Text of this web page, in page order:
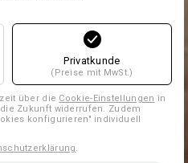
Privatkunde
(Preise mit MwSt.)
über die Cookie-Einstellungen in
Zukunft widerrufen. Zudem
konfigurieren" individuell